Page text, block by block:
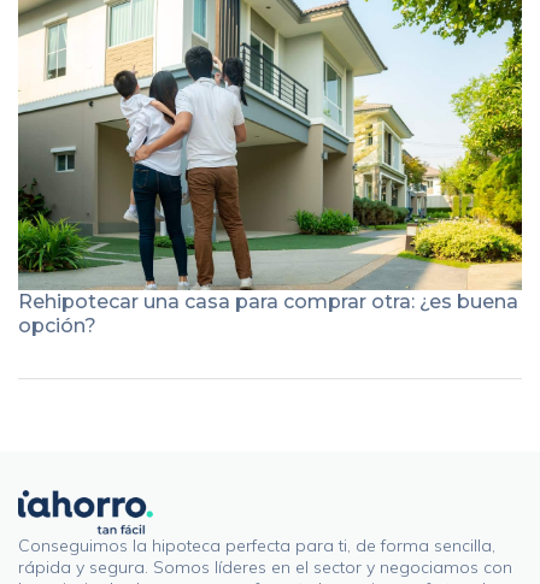
Rehipotecar una casa para comprar otra: ¿es buena
opción?
Conseguimos la hipoteca perfecta para ti, de forma sencilla,
rápida y segura. Somos líderes en el sector y negociamos con